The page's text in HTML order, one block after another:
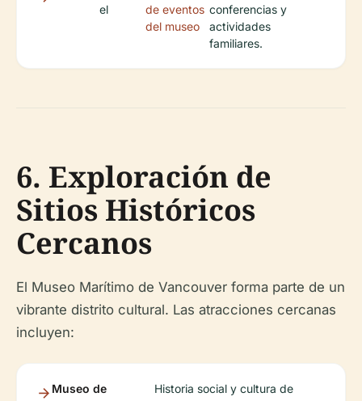
el
de eventos
del museo
conferencias y
actividades
familiares.
6. Exploración de
Sitios Históricos
Cercanos
El Museo Marítimo de Vancouver forma parte de un
vibrante distrito cultural. Las atracciones cercanas
incluyen:
Museo de
Historia social y cultura de